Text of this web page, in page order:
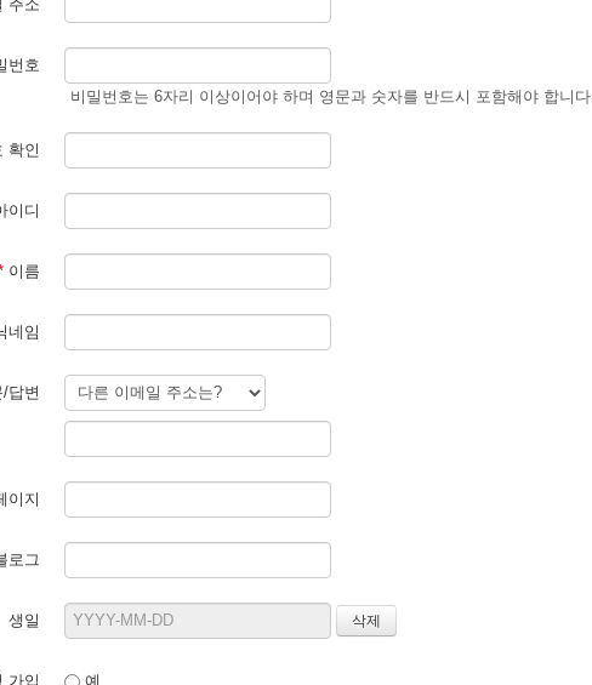
주소
번호
비밀번호는 6자리 이상이어야 하며 영문과 숫자를 반드시 포함해야 합니다.
확인
이디
이름
네임
답변
이지
로그
생일
가입 예